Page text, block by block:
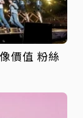
價值 粉絲